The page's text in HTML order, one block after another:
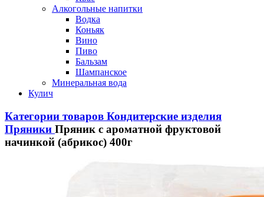
Алкогольные напитки
Водка
Коньяк
Вино
Пиво
Бальзам
Шампанское
Минеральная вода
Кулич
Категории товаров Кондитерские изделия
Пряники Пряник с ароматной фруктовой
начинкой (абрикос) 400г